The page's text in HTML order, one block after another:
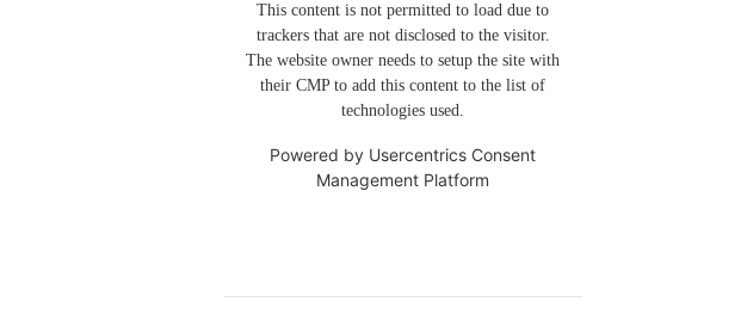
This content is not permitted to load due to
trackers that are not disclosed to the visitor.
The website owner needs to setup the site with
their CMP to add this content to the list of
technologies used.
Powered by Usercentrics Consent
Management Platform